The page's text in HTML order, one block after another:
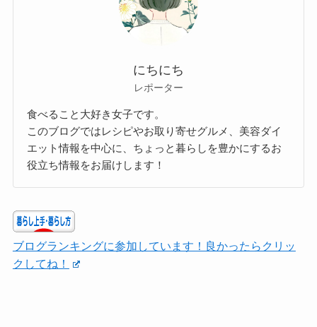
にちにち
レポーター
食べること大好き女子です。
このブログではレシピやお取り寄せグルメ、美容ダイ
エット情報を中心に、ちょっと暮らしを豊かにするお
役立ち情報をお届けします！
ブログランキングに参加しています！良かったらクリッ
クしてね！